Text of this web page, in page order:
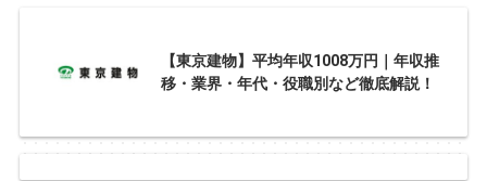
【東京建物】平均年収1008万円｜年収推
移・業界・年代・役職別など徹底解説！